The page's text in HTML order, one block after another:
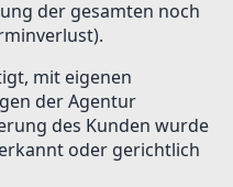
der gesamten noch
mit eigenen
der Agentur
des Kunden wurde
oder gerichtlich